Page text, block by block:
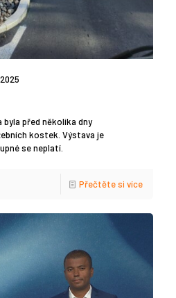
2025
byla před několika dny
kostek. Výstava je
se neplatí.
Přečtěte si více